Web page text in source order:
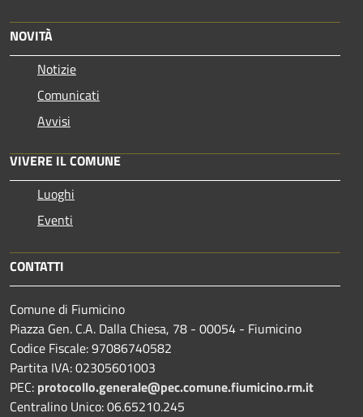
NOVITÀ
Notizie
Comunicati
Avvisi
VIVERE IL COMUNE
Luoghi
Eventi
CONTATTI
Comune di Fiumicino
Piazza Gen. C.A. Dalla Chiesa, 78 - 00054 - Fiumicino
Codice Fiscale: 97086740582
Partita IVA: 02305601003
PEC: protocollo.generale@pec.comune.fiumicino.rm.it
Centralino Unico: 06.65210.245